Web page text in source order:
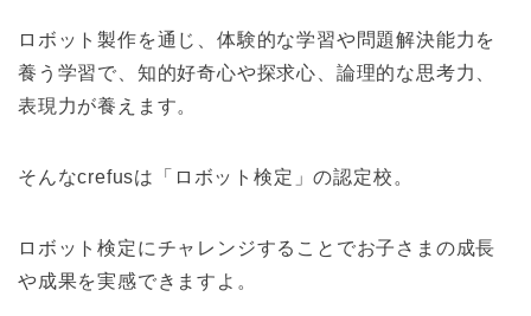
ロボット製作を通じ、体験的な学習や問題解決能力を
養う学習で、知的好奇心や探求心、論理的な思考力、
表現力が養えます。
そんなcrefusは「ロボット検定」の認定校。
ロボット検定にチャレンジすることでお子さまの成長
や成果を実感できますよ。